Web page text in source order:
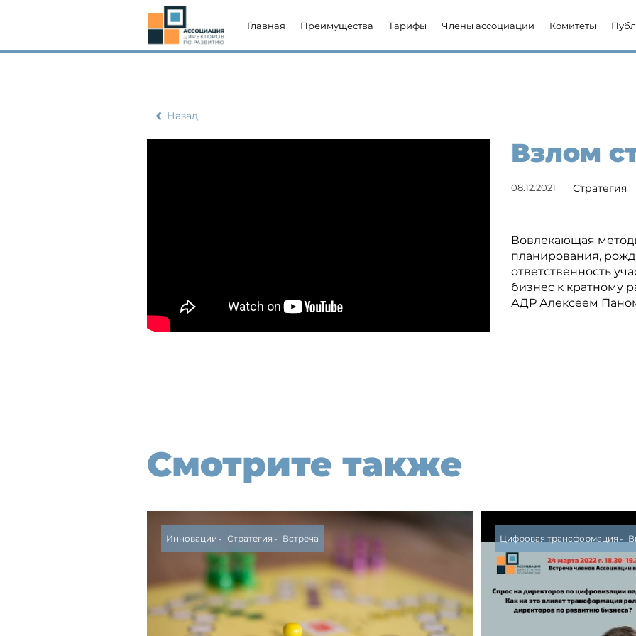
Главная Преимущества Тарифы Члены ассоциации Комитеты
Назад
Взлом
08.12.2021 Стратегия
Вовлекающая
планирования,
ответственность
бизнес к кратному
АДР Алексеем
Смотрите также
Инновации Стратегия Встреча Цифровая трансформация